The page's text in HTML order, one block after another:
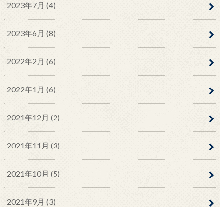
2023年7月 (4)
2023年6月 (8)
2022年2月 (6)
2022年1月 (6)
2021年12月 (2)
2021年11月 (3)
2021年10月 (5)
2021年9月 (3)